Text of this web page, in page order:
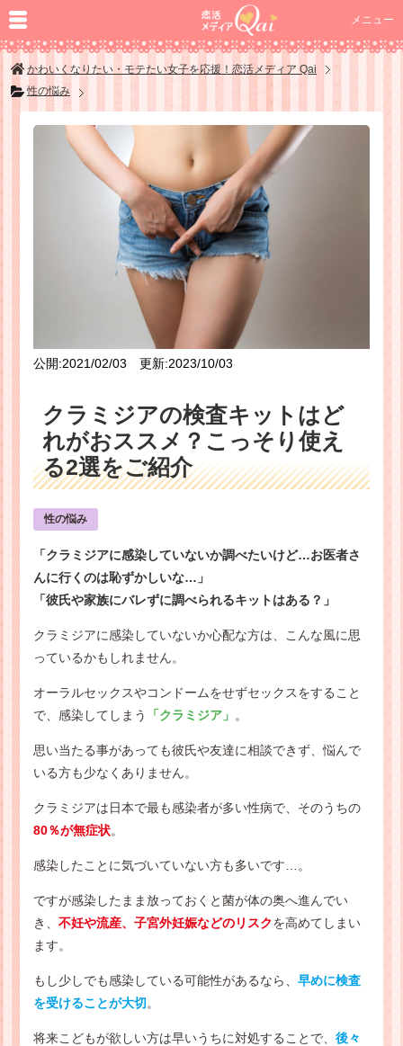
メニュー
かわいくなりたい・モテたい女子を応援！恋活メディア Qai
性の悩み
公開:2021/02/03 更新:2023/10/03
クラミジアの検査キットはど
れがおススメ？こっそり使え
る2選をご紹介
性の悩み
「クラミジアに感染していないか調べたいけど…お医者さ
んに行くのは恥ずかしいな…」
「彼氏や家族にバレずに調べられるキットはある？」
クラミジアに感染していないか心配な方は、こんな風に思
っているかもしれません。
オーラルセックスやコンドームをせずセックスをすること
で、感染してしまう
「クラミジア」 。
思い当たる事があっても彼氏や友達に相談できず、悩んで
いる方も少なくありません。
クラミジアは日本で最も感染者が多い性病で、そのうちの
80％が無症状。
感染したことに気づいていない方も多いです…。
ですが感染したまま放っておくと菌が体の奥へ進んでい
き、 不妊や流産、子宮外妊娠などのリスクを高めてしまい
ます。
もし少しでも感染している可能性があるなら、 早めに検査
を受けることが大切。
将来こどもが欲しい方は早いうちに対処することで、 後々